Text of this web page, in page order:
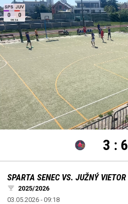
Unmute Loaded:
100.00%
3 : 6
SPARTA SENEC VS. JUŽNÝ VIETOR
2025/2026
03.05.2026 - 09:18